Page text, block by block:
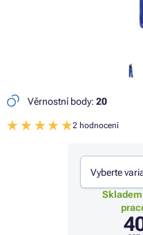
Věrnostní body: 20
2 hodnocení
Vyberte